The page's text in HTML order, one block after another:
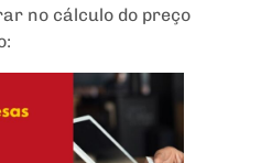
no cálculo do preço